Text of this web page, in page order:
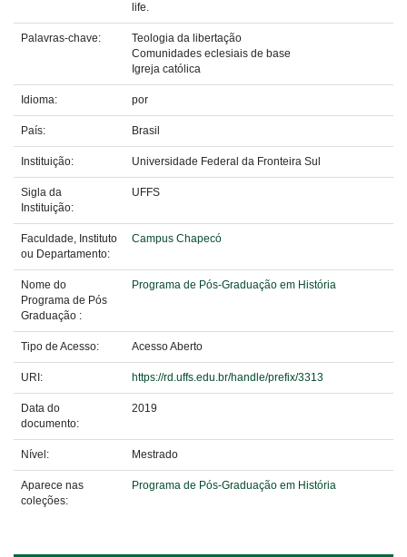
life.
Palavras-chave:
Teologia da libertação
Comunidades eclesiais de base
Igreja católica
Idioma: por
País: Brasil
Instituição: Universidade Federal da Fronteira Sul
Sigla da
Instituição:
UFFS
Faculdade, Instituto
ou Departamento:
Campus Chapecó
Nome do
Programa de Pós
Graduação :
Programa de Pós-Graduação em História
Tipo de Acesso: Acesso Aberto
URI: https://rd.uffs.edu.br/handle/prefix/3313
Data do
documento:
2019
Nível: Mestrado
Aparece nas
coleções:
Programa de Pós-Graduação em História